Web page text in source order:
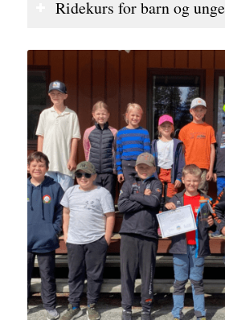
Ridekurs for barn og unge